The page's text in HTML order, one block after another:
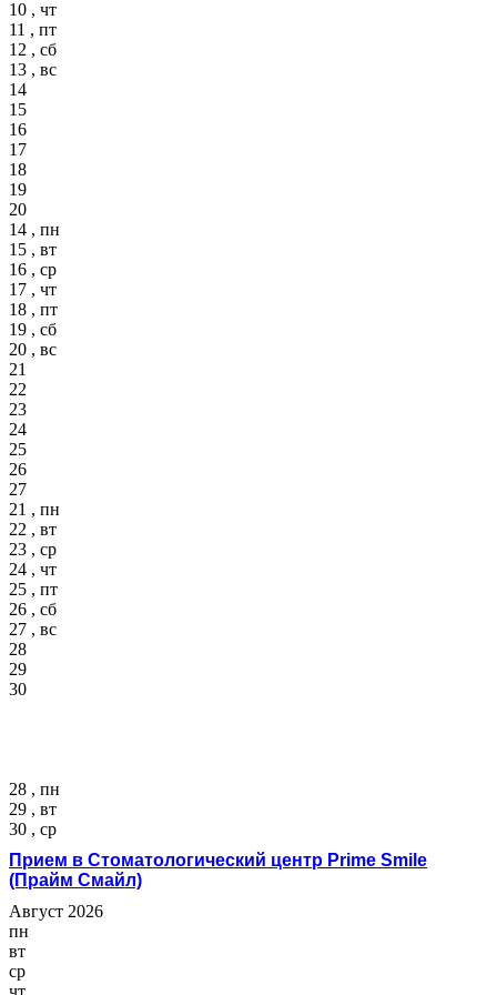
10 , чт
11 , пт
12 , сб
13 , вс
14
15
16
17
18
19
20
14 , пн
15 , вт
16 , ср
17 , чт
18 , пт
19 , сб
20 , вс
21
22
23
24
25
26
27
21 , пн
22 , вт
23 , ср
24 , чт
25 , пт
26 , сб
27 , вс
28
29
30
28 , пн
29 , вт
30 , ср
Прием в Стоматологический центр Prime Smile
(Прайм Смайл)
Август 2026
пн
вт
ср
чт